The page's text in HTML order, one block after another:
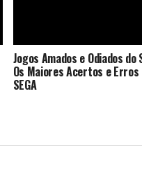
Jogos Amados e Odiados do
Os Maiores Acertos e Erros
SEGA